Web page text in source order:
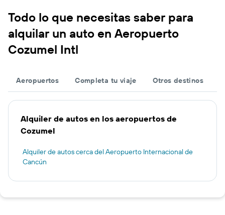
Todo lo que necesitas saber para
alquilar un auto en Aeropuerto
Cozumel Intl
Aeropuertos Completa tu viaje Otros destinos
Alquiler de autos en los aeropuertos de
Cozumel
Alquiler de autos cerca del Aeropuerto Internacional de
Cancún